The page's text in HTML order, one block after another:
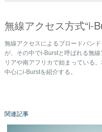
無線アクセス方式“i-
無線アクセスによるブロードバン
が、その中でi-Burstと呼ばれる無
リアや南アフリカで始まっている
中心にi-Burstを紹介する。
関連記事